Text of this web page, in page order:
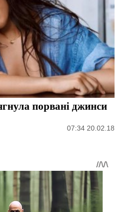
порвані джинси
07:34 20.02.18